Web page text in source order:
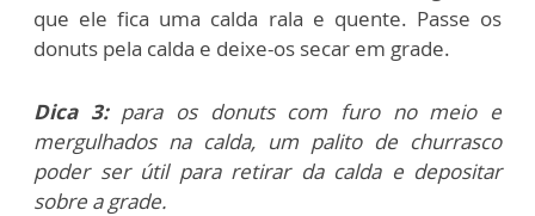
que ele fica uma calda rala e quente. Passe os
donuts pela calda e deixe-os secar em grade.
Dica 3: para os donuts com furo no meio e
mergulhados na calda, um palito de churrasco
poder ser útil para retirar da calda e depositar
sobre a grade.